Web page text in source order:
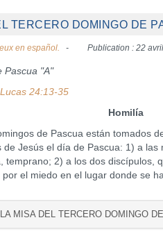
TERCERO DOMINGO DE
en español. Publication : 22
Pascua "A"
24:13-35
Homilía
de Pascua están tomados
Jesús el día de Pascua: 1) a
temprano; 2) a los dos discípulos,
el miedo en el lugar donde se
MISA DEL TERCERO DOMINGO